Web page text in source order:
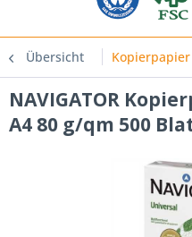
Übersicht Kopierpapier
NAVIGATOR
A4 80 g/qm 500